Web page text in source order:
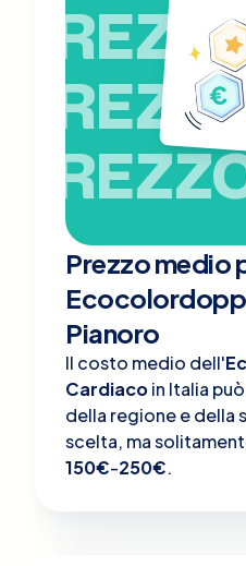
Prezzo medio
Pianoro
Il costo medio dell'
Cardiacoin Italia
della regione e della
scelta, ma
150€-250€.